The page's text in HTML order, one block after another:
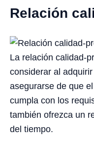
Relación
La relación calidad-
considerar al
asegurarse de que
cumpla con los
también ofrezca un
del tiempo.